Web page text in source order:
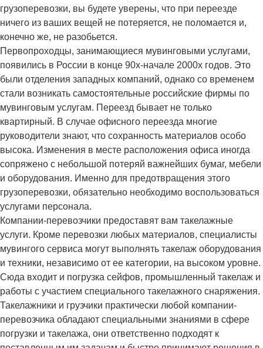
грузоперевозки, вы будете уверены, что при переезде
ничего из ваших вещей не потеряется, не поломается и,
конечно же, не разобьется.
Первопроходцы, занимающиеся мувинговыми услугами,
появились в России в конце 90х-начале 2000х годов. Это
были отделения западных компаний, однако со временем
стали возникать самостоятельные российские фирмы по
мувинговым услугам. Переезд бывает не только
квартирный. В случае офисного переезда многие
руководители знают, что сохранность материалов особо
высока. Изменения в месте расположения офиса иногда
сопряжено с небольшой потеряй важнейших бумаг, мебели
и оборудования. Именно для предотвращения этого
грузоперевозки, обязательно необходимо воспользоваться
услугами персонала.
Компании-перевозчики предоставят вам такелажные
услуги. Кроме перевозки любых материалов, специалисты
мувингого сервиса могут выполнять такелаж оборудования
и техники, независимо от ее категории, на высоком уровне.
Сюда входит и погрузка сейфов, промышленный такелаж и
работы с участием специального такелажного снаряжения.
Такелажники и грузчики практически любой компании-
перевозчика обладают специальными знаниями в сфере
погрузки и такелажа, они ответственно подходят к